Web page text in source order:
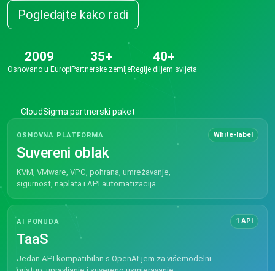
Pogledajte kako radi
2009
Osnovano u Europi
35+
Partnerske zemlje
40+
Regije diljem svijeta
CloudSigma partnerski paket
OSNOVNA PLATFORMA
Suvereni oblak
KVM, VMware, VPC, pohrana, umrežavanje,
sigurnost, naplata i API automatizacija.
White-label
AI PONUDA
TaaS
Jedan API kompatibilan s OpenAI-jem za višemodelni
1 API